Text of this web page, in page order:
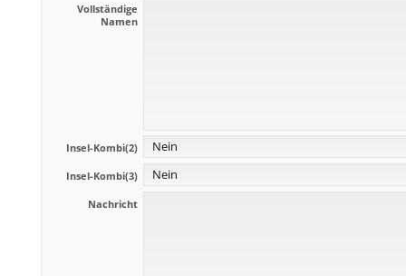
Vollständige
Namen
Insel-Kombi(2)
Insel-Kombi(3)
Nachricht